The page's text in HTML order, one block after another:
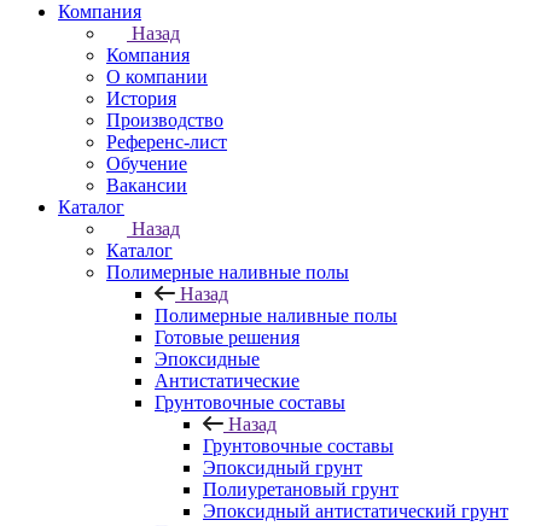
Компания
Назад
Компания
О компании
История
Производство
Референс-лист
Обучение
Вакансии
Каталог
Назад
Каталог
Полимерные наливные полы
Назад
Полимерные наливные полы
Готовые решения
Эпоксидные
Антистатические
Грунтовочные составы
Назад
Грунтовочные составы
Эпоксидный грунт
Полиуретановый грунт
Эпоксидный антистатический грунт